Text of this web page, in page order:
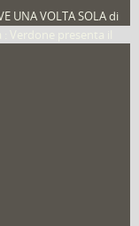
UNA VOLTA SOLA di